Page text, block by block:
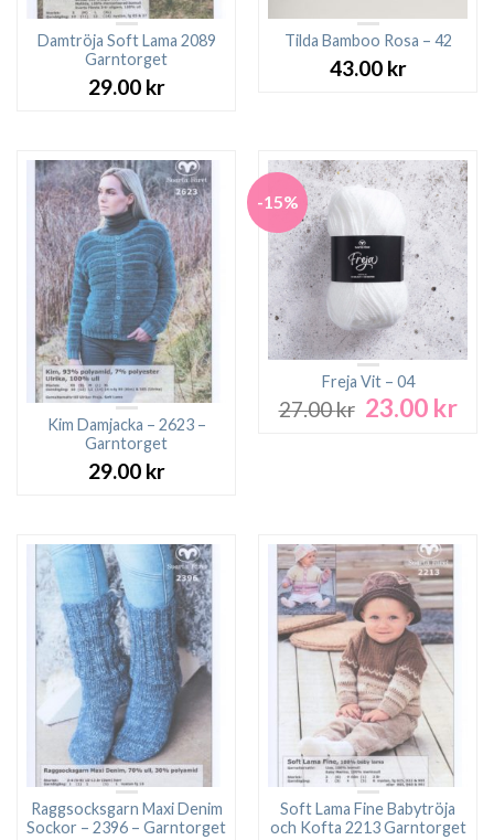
Damtröja Soft Lama 2089
Garntorget
29.00 kr
Tilda Bamboo Rosa – 42
43.00 kr
Kim Damjacka – 2623 –
Garntorget
29.00 kr
-15%
Freja Vit – 04
27.00kr Det
23.00 krDet
Raggsocksgarn Maxi Denim
Sockor – 2396 – Garntorget
Soft Lama Fine Babytröja
och Kofta 2213 Garntorget